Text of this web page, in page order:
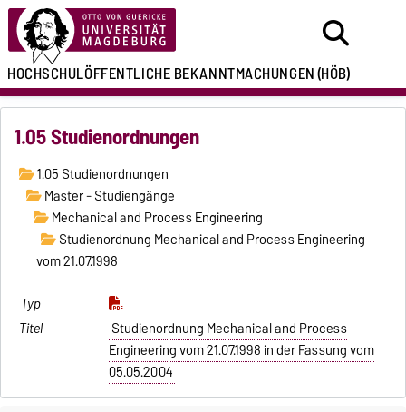
HOCHSCHULÖFFENTLICHEBEKANNTMACHUNGEN(HÖB)
1.05 Studienordnungen
1.05 Studienordnungen
Master - Studiengänge
Mechanical and Process Engineering
Studienordnung Mechanical and Process Engineering
vom 21.07.1998
Studienordnung Mechanical and Process
Engineering vom 21.07.1998 in der Fassung vom
05.05.2004